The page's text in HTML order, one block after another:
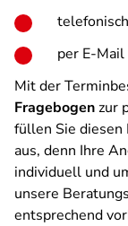
per E-Mail
Mit der
Fragebogenzur
füllen Sie diesen
aus, denn Ihre
individuell und
unsere
entsprechend